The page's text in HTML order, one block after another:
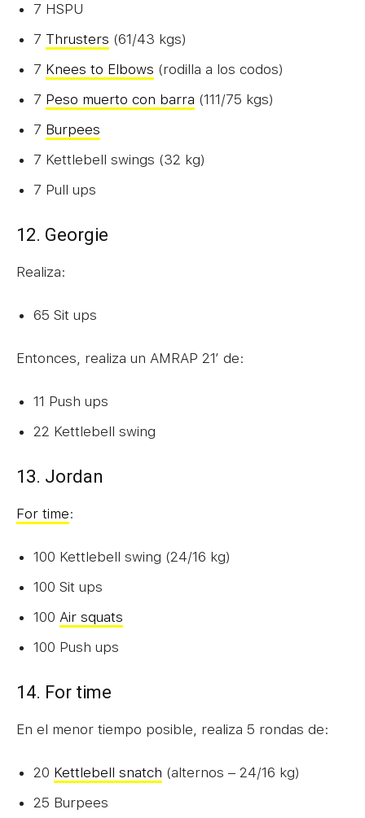
7 HSPU
7 Thrusters (61/43 kgs)
7 Knees to Elbows (rodilla a los codos)
7 Peso muerto con barra (111/75 kgs)
7 Burpees
7 Kettlebell swings (32 kg)
7 Pull ups
12. Georgie
Realiza:
65 Sit ups
Entonces, realiza un AMRAP 21′ de:
11 Push ups
22 Kettlebell swing
13. Jordan
For time:
100 Kettlebell swing (24/16 kg)
100 Sit ups
100 Air squats
100 Push ups
14. For time
En el menor tiempo posible, realiza 5 rondas de:
20 Kettlebell snatch (alternos – 24/16 kg)
25 Burpees